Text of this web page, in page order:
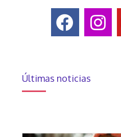
Últimas noticias